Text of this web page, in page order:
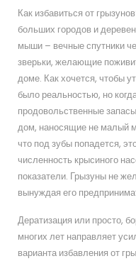
Как избавиться от
больших городов и
мыши – вечные спутники
зверьки, желающие
доме. Как хочется, чтобы
было реальностью, но
продовольственные
дом, наносящие не малый
что под зубы попадется,
численность крысиного
показатели. Грызуны не
вынуждая его
Дератизация или просто,
многих лет направляет
варианта избавления от